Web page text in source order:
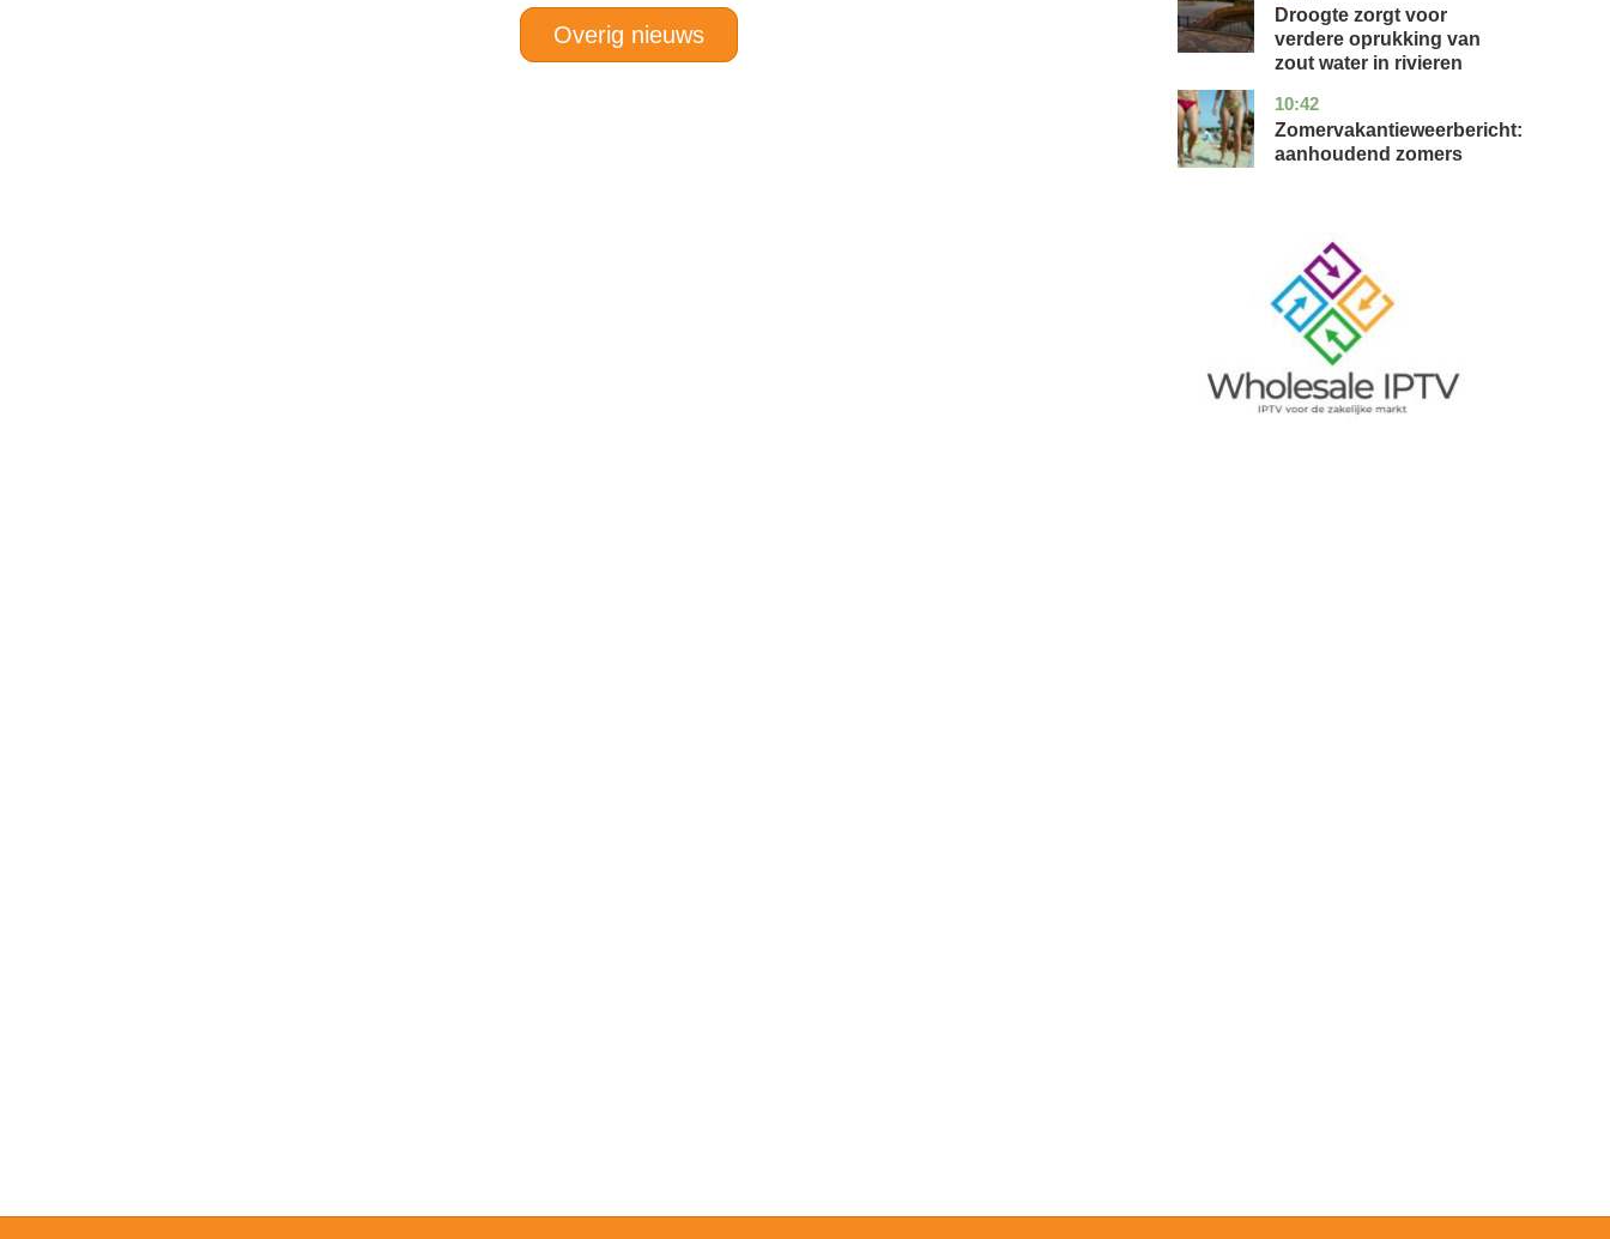
Overig nieuws
Droogte zorgt voor
verdere oprukking van
zout water in rivieren
10:42
utrecht
nieuws
Zomervakantieweerbericht:
aanhoudend zomers